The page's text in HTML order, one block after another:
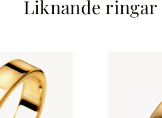
Liknande ringar